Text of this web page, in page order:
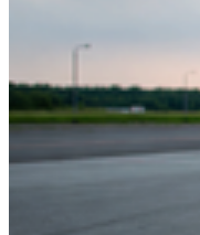
Datenschutz
1.
Sonstige Festlegungen